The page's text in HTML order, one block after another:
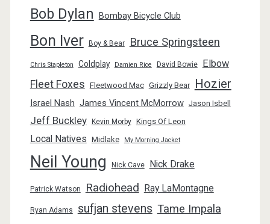
Bob Dylan Bombay Bicycle Club
Bon Iver Boy & Bear Bruce Springsteen
Chris Stapleton Coldplay Damien Rice David Bowie Elbow
Fleet Foxes Fleetwood Mac Grizzly Bear Hozier
Israel Nash James Vincent McMorrow Jason Isbell
Jeff Buckley Kevin Morby Kings Of Leon
Local Natives Midlake My Morning Jacket
Neil Young Nick Cave Nick Drake
Patrick Watson Radiohead Ray LaMontagne
Ryan Adams sufjan stevens Tame Impala